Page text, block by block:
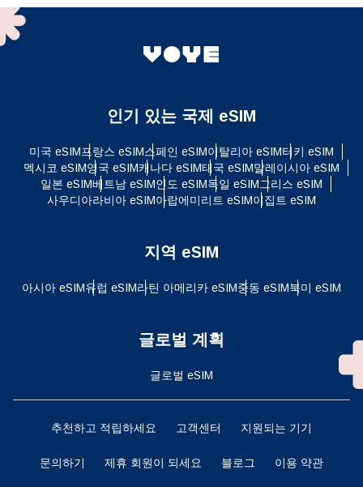
인기 있는 국제 eSIM
미국 eSIM프랑스 eSIM스페인 eSIM이탈리아 eSIM터키 eSIM
멕시코 eSIM영국 eSIM캐나다 eSIM태국 eSIM말레이시아 eSIM
일본 eSIM베트남 eSIM인도 eSIM독일 eSIM그리스 eSIM
사우디아라비아 eSIM아랍에미리트 eSIM이집트 eSIM
지역 eSIM
아시아 eSIM유럽 ​​eSIM라틴 아메리카 eSIM중동 eSIM북미 eSIM
글로벌 계획
글로벌 eSIM
추천하고 적립하세요 고객센터 지원되는 기기
문의하기 제휴 회원이 되세요 블로그 이용 약관